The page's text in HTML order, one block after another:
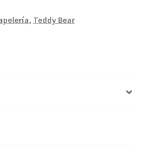
, Teddy Bear